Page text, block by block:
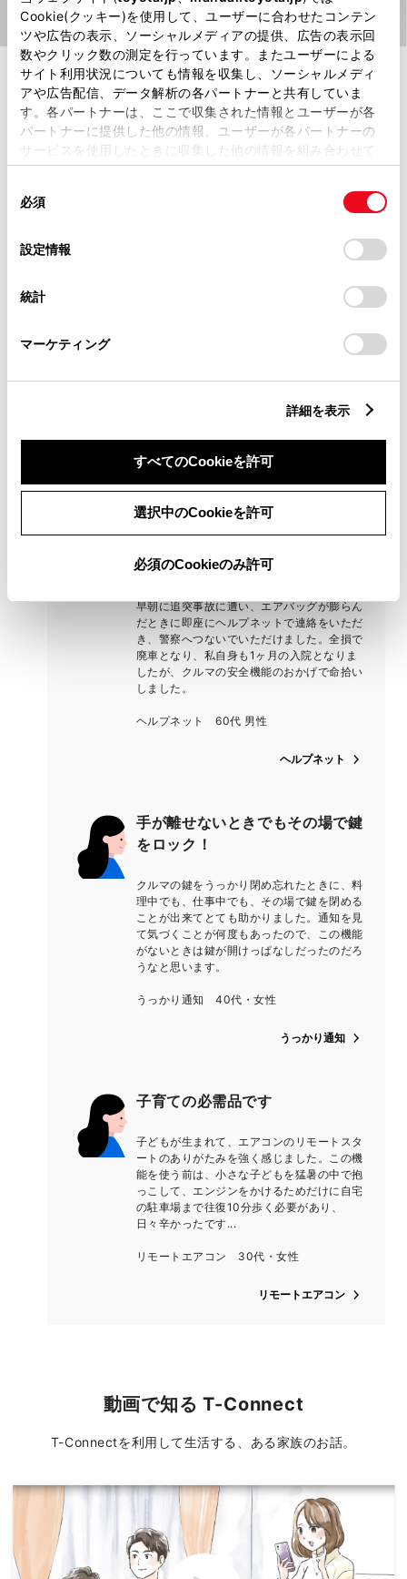
Cookie(クッキー)を使用して、ユーザーに合わせたコンテン
ツや広告の表示、ソーシャルメディアの提供、広告の表示回
数やクリック数の測定を行っています。またユーザーによる
サイト利用状況についても情報を収集し、ソーシャルメディ
アや広告配信、データ解析の各パートナーと共有していま
す。各パートナーは、ここで収集された情報とユーザーが各
パートナーに提供した他の情報、ユーザーが各パートナーの
サービスを使用したときに収集した他の情報を組み合わせて
使用することがあります。当ウェブサイトの使用を続行する
デバイスにすべてのCookie(クッキー)が保存されることに同
意したことになります。Cookie(クッキー)のオプトアウト、
設定の変更、同意を撤回したりするにあたっては、当社の
「Cookie（クッキー）情報の取り扱いについて
」をご覧くだ
必須
設定情報
統計
マーケティング
詳細を表示
すべてのCookieを許可
選択中のCookieを許可
必須のCookieのみ許可
24時間365日、クルマが通信でスマート
フォンやトヨタとつながることで、もっと
安心にお乗りいただけるサービスです。
お客さまの声
急な目的地の変更も音声で簡単！
都心での運転中、急に近くに行きたいデパー
ナビが設定できたので嬉しかったです。
エージェント 60代・男性
した
早朝に追突事故に遭い、エアバッグが膨らん
だときに即座にヘルプネットで連絡をいただ
き、警察へつないでいただけました。全損で
廃車となり、私自身も1ヶ月の入院となりま
したが、クルマの安全機能のおかげで命拾い
しました。
ヘルプネット 60代 男性
ヘルプネット
手が離せないときでもその場で鍵
をロック！
クルマの鍵をうっかり閉め忘れたときに、料
理中でも、仕事中でも、その場で鍵を閉める
ことが出来てとても助かりました。通知を見
て気づくことが何度もあったので、この機能
がないときは鍵が開けっぱなしだったのだろ
うなと思います。
うっかり通知 40代・女性
うっかり通知
子育ての必需品です
子どもが生まれて、エアコンのリモートスタ
ートのありがたみを強く感じました。この機
能を使う前は、小さな子どもを猛暑の中で抱
っこして、エンジンをかけるためだけに自宅
の駐車場まで往復10分歩く必要があり、
日々辛かったです...
リモートエアコン 30代・女性
リモートエアコン
動画で知る T-Connect
T-Connectを利用して生活する、ある家族のお話。